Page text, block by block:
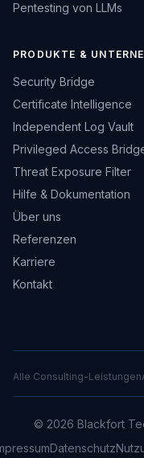
Pentesting von LLMs
PRODUKTE &
Security Bridge
Certificate Intelligence
Independent Log Vault
Privileged Access
Threat Exposure Filter
Hilfe & Dokumentation
Über uns
Referenzen
Karriere
Kontakt
Alle Consulting-Leistungen
© 2026 Blackfort
Datenschutz